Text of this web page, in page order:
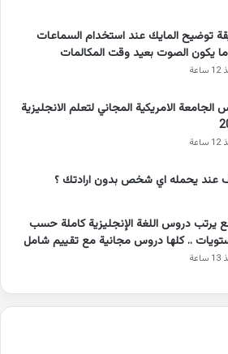
توضيح المايك عند استخدام السماعات
يكون الصوت بعيد وقت المكالمات
الجامعة الامريكية المجاني لتعلم الانجليزية
عند يحمله اي شخص بدون ارادتك ؟
يرتب دروس اللغة الإنجليزية كاملة حسب
.. كلها دروس مجانية مع تقييم شامل